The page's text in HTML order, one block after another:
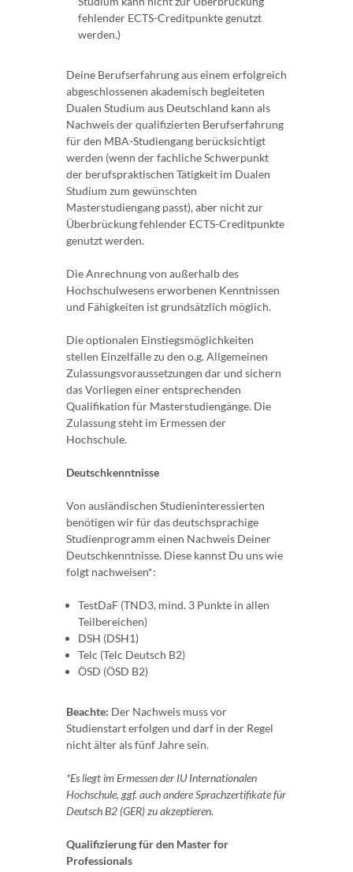
fehlender ECTS-Creditpunkte genutzt
werden.)
Deine Berufserfahrung aus einem erfolgreich
abgeschlossenen akademisch begleiteten
Dualen Studium aus Deutschland kann als
Nachweis der qualifizierten Berufserfahrung
für den MBA-Studiengang berücksichtigt
werden (wenn der fachliche Schwerpunkt
der berufspraktischen Tätigkeit im Dualen
Studium zum gewünschten
Masterstudiengang passt), aber nicht zur
Überbrückung fehlender ECTS-Creditpunkte
genutzt werden.
Die Anrechnung von außerhalb des
Hochschulwesens erworbenen Kenntnissen
und Fähigkeiten ist grundsätzlich möglich.
Die optionalen Einstiegsmöglichkeiten
stellen Einzelfälle zu den o.g. Allgemeinen
Zulassungsvoraussetzungen dar und sichern
das Vorliegen einer entsprechenden
Qualifikation für Masterstudiengänge. Die
Zulassung steht im Ermessen der
Hochschule.
Deutschkenntnisse
Von ausländischen Studieninteressierten
benötigen wir für das deutschsprachige
Studienprogramm einen Nachweis Deiner
Deutschkenntnisse. Diese kannst Du uns wie
folgt nachweisen*:
TestDaF (TND3, mind. 3 Punkte in allen
Teilbereichen)
DSH (DSH1)
Telc (Telc Deutsch B2)
ÖSD (ÖSD B2)
Beachte: Der Nachweis muss vor
Studienstart erfolgen und darf in der Regel
nicht älter als fünf Jahre sein.
*Es liegt im Ermessen der IU Internationalen
Hochschule, ggf. auch andere Sprachzertifikate für
Deutsch B2 (GER) zu akzeptieren.
Qualifizierung für den Master for
Professionals